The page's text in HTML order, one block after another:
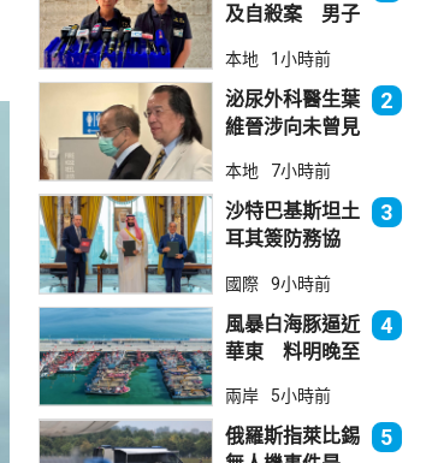
及自殺案 男子
墮樓亡
本地 1小時前
泌尿外科醫生葉
維晉涉向未曾見
委會繼續聆訊
2
本地 7小時前
沙特巴基斯坦土
耳其簽防務協
林團結
3
國際 9小時前
風暴白海豚逼近
華東 料明晚至
帶
4
兩岸 5小時前
俄羅斯指萊比錫
5